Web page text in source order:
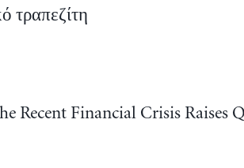
τραπεζίτη
Recent Financial Crisis Raises